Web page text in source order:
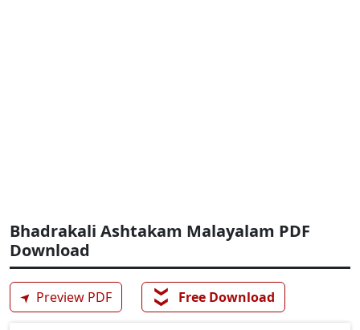
Bhadrakali Ashtakam Malayalam PDF
Download
➤ Preview PDF ❯❯ Free Download